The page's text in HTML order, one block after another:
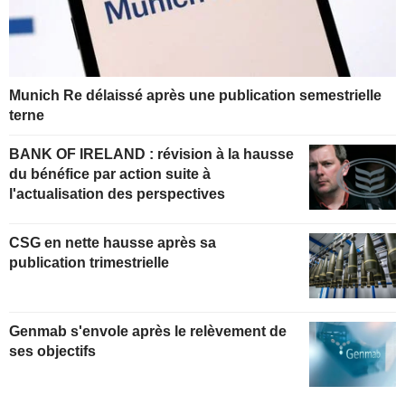
Munich Re délaissé après une publication semestrielle
terne
BANK OF IRELAND : révision à la hausse
du bénéfice par action suite à
l'actualisation des perspectives
CSG en nette hausse après sa
publication trimestrielle
Genmab s'envole après le relèvement de
ses objectifs